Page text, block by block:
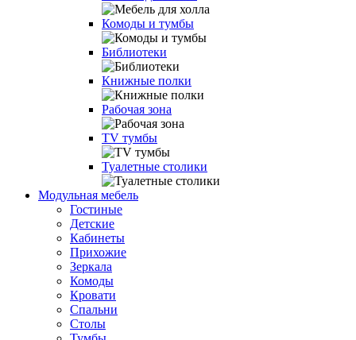
Комоды и тумбы
Библиотеки
Книжные полки
Рабочая зона
TV тумбы
Туалетные столики
Модульная мебель
Гостиные
Детские
Кабинеты
Прихожие
Зеркала
Комоды
Кровати
Спальни
Столы